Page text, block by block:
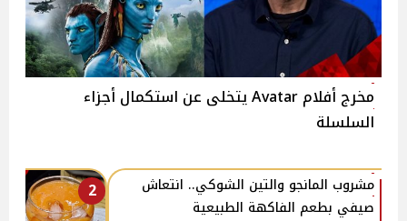
مخرج أفلام Avatar يتخلى عن استكمال أجزاء
السلسلة
2
مشروب المانجو والتين الشوكي.. انتعاش
صيفي بطعم الفاكهة الطبيعية